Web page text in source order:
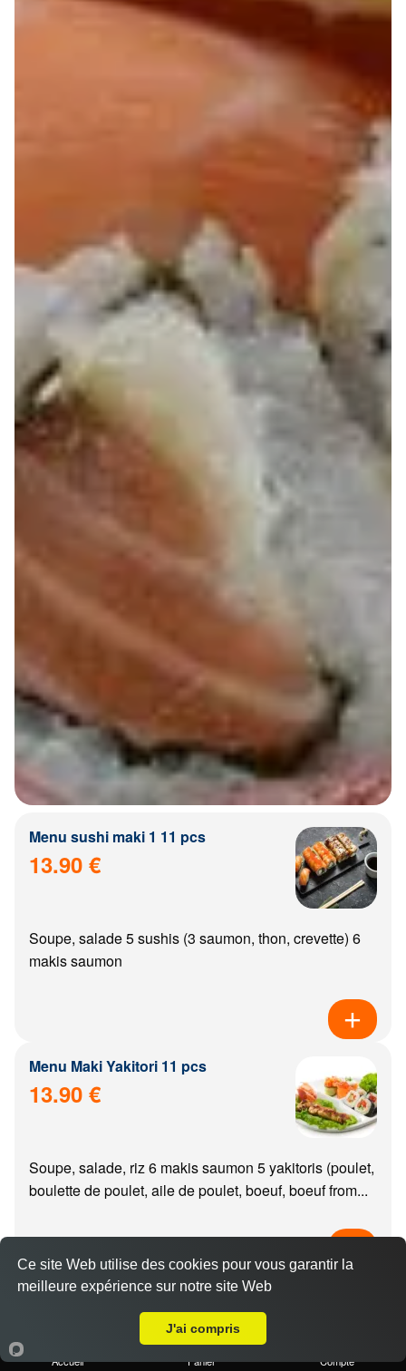
Menu sushi maki 1 11 pcs
13.90 €
Soupe, salade 5 sushis (3 saumon, thon, crevette) 6
makis saumon
Menu Maki Yakitori 11 pcs
13.90 €
Soupe, salade, riz 6 makis saumon 5 yakitoris (poulet,
boulette de poulet, aile de poulet, boeuf, boeuf from...
Menu california Yakitori 11 pcs
Accueil Panier Compte
Ce site Web utilise des cookies pour vous garantir la
meilleure expérience sur notre site Web
J'ai compris